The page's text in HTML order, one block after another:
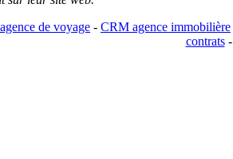
de voyage - CRM agence immobilière
contrats-